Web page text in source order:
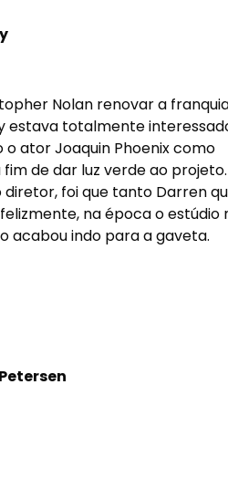
Nolan renovar a
estava totalmente
ator Joaquin Phoenix como
de dar luz verde ao
diretor, foi que tanto Darren
na época o estúdio
acabou indo para a gaveta.